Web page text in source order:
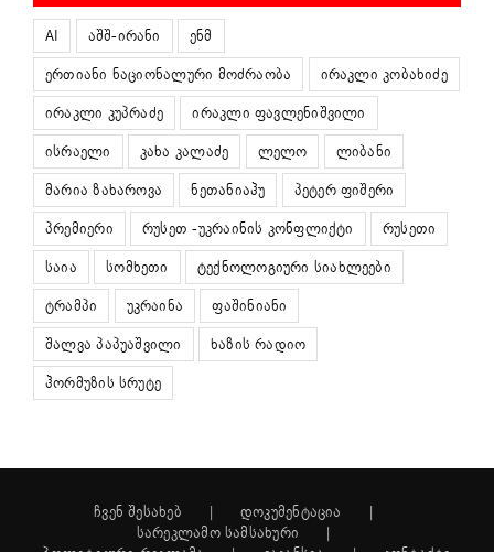
AI აშშ-ირანი
ენმ
ერთიანი ნაციონალური მოძრაობა
ირაკლი კობახიძე
ირაკლი კუპრაძე
ირაკლი ფავლენიშვილი
ისრაელი
კახა კალაძე ლელო
ლიბანი
მარია ზახაროვა
ნეთანიაჰუ
პეტერ ფიშერი
პრემიერი
რუსეთ -უკრაინის კონფლიქტი
რუსეთი
საია
სომხეთი
ტექნოლოგიური სიახლეები
ტრამპი
უკრაინა
ფაშინიანი
შალვა პაპუაშვილი
ხაზის რადიო
ჰორმუზის სრუტე
ჩვენ შესახებ
დოკუმენტაცია
სარეკლამო სამსახური